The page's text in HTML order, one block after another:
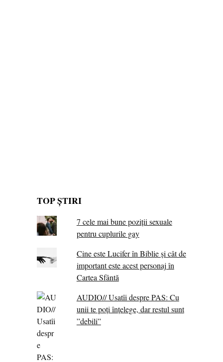
TOP ȘTIRI
7 cele mai bune poziții sexuale
pentru cuplurile gay
Cine este Lucifer în Biblie și cât de
important este acest personaj în
Cartea Sfântă
AUDIO// Usatîi despre PAS: Cu
unii te poți înțelege, dar restul sunt
”debili”